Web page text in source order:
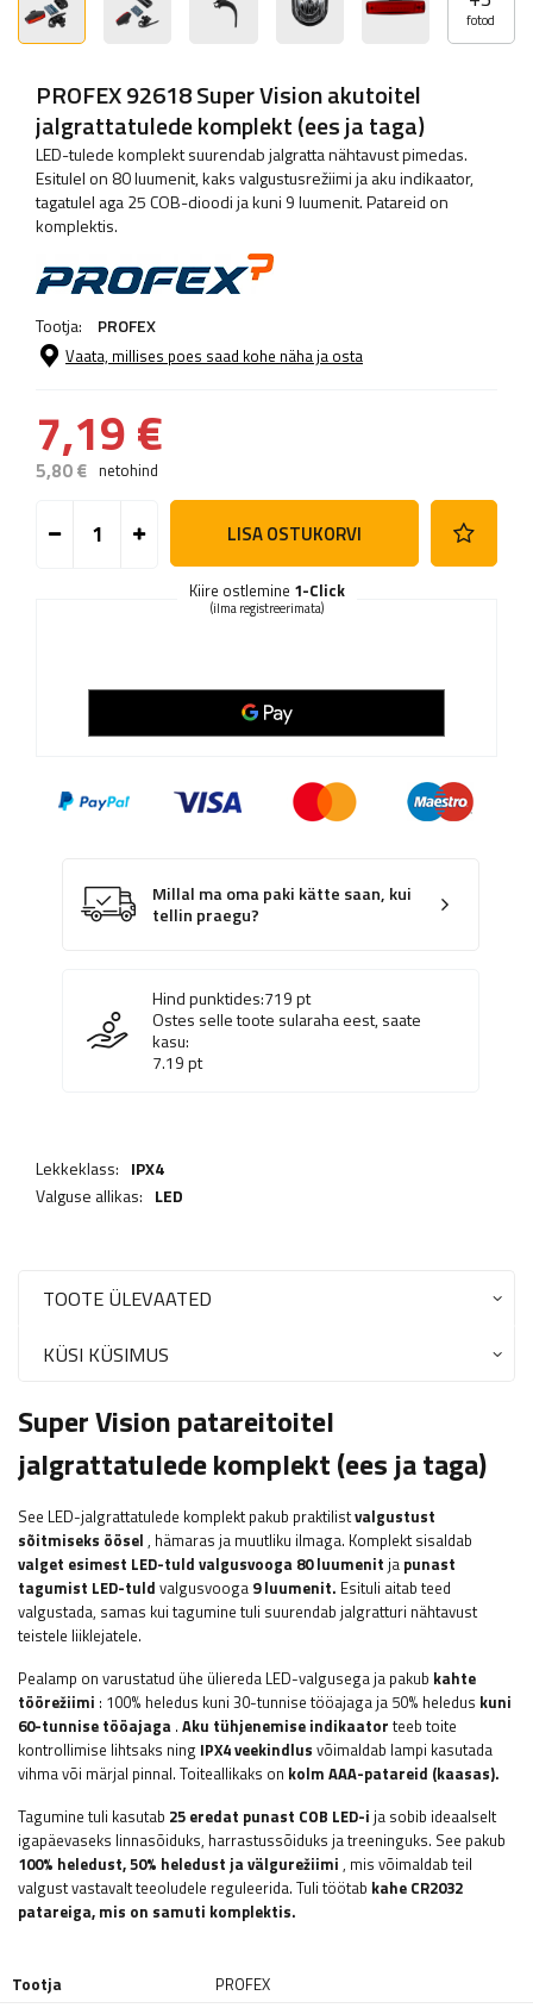
fotod
PROFEX 92618 Super Vision akutoitel
jalgrattatulede komplekt (ees ja taga)
LED-tulede komplekt suurendab jalgratta nähtavust pimedas.
Esitulel on 80 luumenit, kaks valgustusrežiimi ja aku indikaator,
tagatulel aga 25 COB-dioodi ja kuni 9 luumenit. Patareid on
komplektis.
Tootja: PROFEX
Vaata, millises poes saad kohe näha ja osta
7,19 €
5,80 € netohind
LISA OSTUKORVI
Kiire ostlemine 1-Click
(ilma registreerimata)
Millal ma oma paki kätte saan, kui
tellin praegu?
Hind punktides:719pt
Ostes selle toote sularaha eest, saate
kasu:
7.19pt
Lekkeklass: IPX4
Valguse allikas: LED
TOOTE ÜLEVAATED
KÜSI KÜSIMUS
Super Vision patareitoitel
jalgrattatulede komplekt (ees ja taga)
See LED-jalgrattatulede komplekt pakub praktilistvalgustust
sõitmiseks öösel , hämaras ja muutliku ilmaga. Komplekt sisaldab
valget esimest LED-tuld valgusvooga 80 luumenit ja punast
tagumist LED-tuld valgusvooga 9 luumenit. Esituli aitab teed
valgustada, samas kui tagumine tuli suurendab jalgratturi nähtavust
teistele liiklejatele.
Pealamp on varustatud ühe üliereda LED-valgusega ja pakub kahte
töörežiimi : 100% heledus kuni 30-tunnise tööajaga ja 50% heledus kuni
60-tunnise tööajaga . Aku tühjenemise indikaator teeb toite
kontrollimise lihtsaks ning IPX4 veekindlus võimaldab lampi kasutada
vihma või märjal pinnal. Toiteallikaks on kolm AAA-patareid (kaasas).
Tagumine tuli kasutab 25 eredat punast COB LED-i ja sobib ideaalselt
igapäevaseks linnasõiduks, harrastussõiduks ja treeninguks. See pakub
100% heledust, 50% heledust ja välgurežiimi , mis võimaldab teil
valgust vastavalt teeoludele reguleerida. Tuli töötab kahe CR2032
patareiga, mis on samuti komplektis.
Tootja
PROFEX